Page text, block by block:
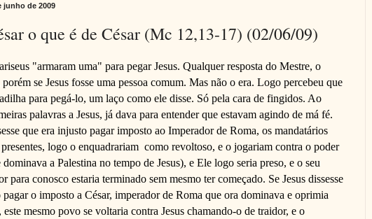
junho de 2009
o que é de César (Mc 12,13-17) (02/06/09)
"armaram uma" para pegar Jesus. Qualquer resposta do Mestre, o
se Jesus fosse uma pessoa comum. Mas não o era. Logo percebeu que
para pegá-lo, um laço como ele disse. Só pela cara de fingidos. Ao
palavras a Jesus, já dava para entender que estavam agindo de má fé.
que era injusto pagar imposto ao Imperador de Roma, os mandatários
logo o enquadrariam como revoltoso, e o jogariam contra o poder
a Palestina no tempo de Jesus), e Ele logo seria preso, e o seu
para conosco estaria terminado sem mesmo ter começado. Se Jesus dissesse
pagar o imposto a César, imperador de Roma que ora dominava e oprimia
este mesmo povo se voltaria contra Jesus chamando-o de traidor, e o